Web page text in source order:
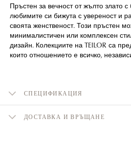
Пръстен за вечност от жълто злато
любимите си бижута с увереност и
своята женственост. Този пръстен
минималистичен или комплексен
дизайн. Колекциите на TEILOR са
които отношението е всичко,
СПЕЦИФИКАЦИЯ
ДОСТАВКА И ВРЪЩАНЕ